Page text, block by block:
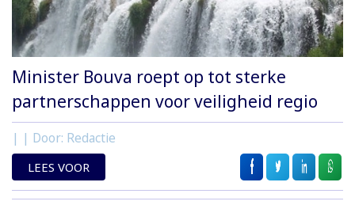
Minister Bouva roept op tot sterke
partnerschappen voor veiligheid regio
| | Door: Redactie
LEES VOOR